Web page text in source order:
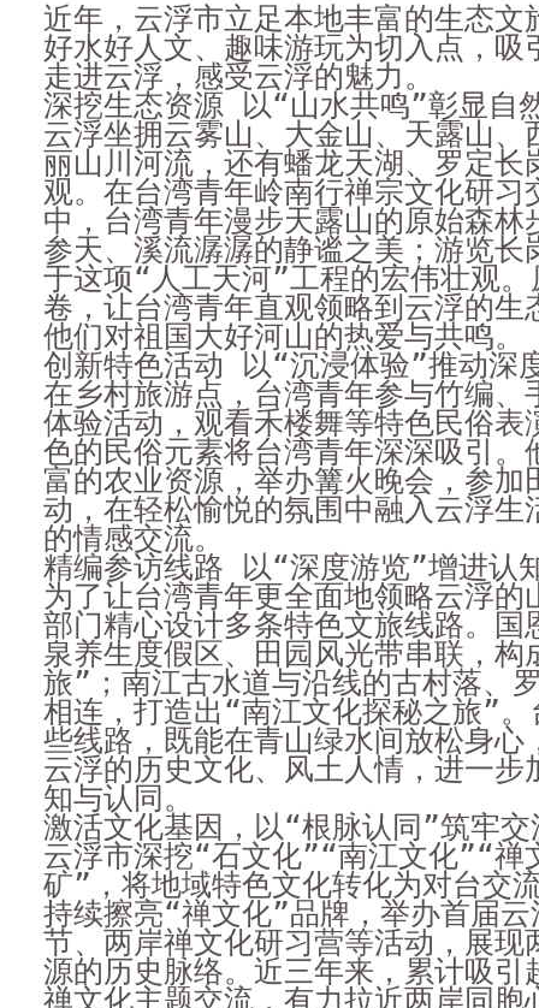
近年，云浮市立足本地丰富的生态文
好水好人文、趣味游玩为切入点，吸
走进云浮，感受云浮的魅力。
深挖生态资源 以“山水共鸣”彰显自
云浮坐拥云雾山、大金山、天露山、
丽山川河流，还有蟠龙天湖、罗定长
观。在台湾青年岭南行禅宗文化研习
中，台湾青年漫步天露山的原始森林
参天、溪流潺潺的静谧之美；游览长
于这项“人工天河”工程的宏伟壮观
卷，让台湾青年直观领略到云浮的生
他们对祖国大好河山的热爱与共鸣。
创新特色活动 以“沉浸体验”推动深
在乡村旅游点，台湾青年参与竹编、
体验活动，观看禾楼舞等特色民俗表
色的民俗元素将台湾青年深深吸引。
富的农业资源，举办篝火晚会，参加
动，在轻松愉悦的氛围中融入云浮生
的情感交流。
精编参访线路 以“深度游览”增进认
为了让台湾青年更全面地领略云浮的
部门精心设计多条特色文旅线路。国
泉养生度假区、田园风光带串联，构
旅”；南江古水道与沿线的古村落、
相连，打造出“南江文化探秘之旅”
些线路，既能在青山绿水间放松身心
云浮的历史文化、风土人情，进一步
知与认同。
激活文化基因，以“根脉认同”筑牢交
云浮市深挖“石文化”“南江文化”“禅
矿”，将地域特色文化转化为对台交
持续擦亮“禅文化”品牌，举办首届
节、两岸禅文化研习营等活动，展现
源的历史脉络。近三年来，累计吸引
禅文化主题交流，有力拉近两岸同胞